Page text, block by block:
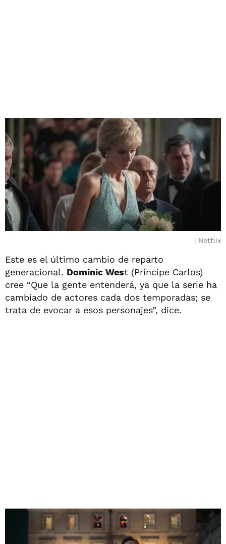
Netflix
Este es el último cambio de reparto
generacional. Dominic West (Príncipe Carlos)
cree “Que la gente entenderá, ya que la serie ha
cambiado de actores cada dos temporadas; se
trata de evocar a esos personajes”, dice.